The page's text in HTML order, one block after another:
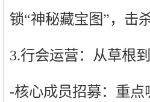
锁“神秘藏宝图”，击
3.行会运营：从草根
-核心成员招募：重